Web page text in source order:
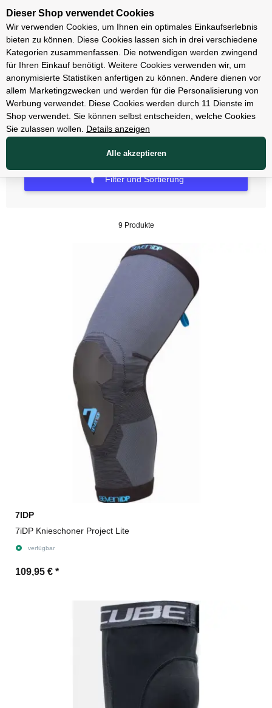
Unsere Filialen
Bekleidung
Protektoren
Filter und Sortierung
9 Produkte
7IDP
7iDP Knieschoner Project Lite
verfügbar
109,95 € *
Dieser Shop verwendet Cookies
Wir verwenden Cookies, um Ihnen ein optimales Einkaufserlebnis
bieten zu können. Diese Cookies lassen sich in drei verschiedene
Kategorien zusammenfassen. Die notwendigen werden zwingend
für Ihren Einkauf benötigt. Weitere Cookies verwenden wir, um
anonymisierte Statistiken anfertigen zu können. Andere dienen vor
allem Marketingzwecken und werden für die Personalisierung von
Werbung verwendet. Diese Cookies werden durch 11 Dienste im
Shop verwendet. Sie können selbst entscheiden, welche Cookies
Sie zulassen wollen.
Details anzeigen
Alle akzeptieren